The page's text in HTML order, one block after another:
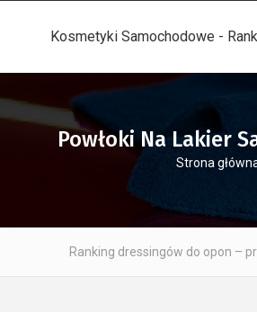
Kosmetyki Samochodowe -
Powłoki Na Lakier
Strona
do opon – preparatów do